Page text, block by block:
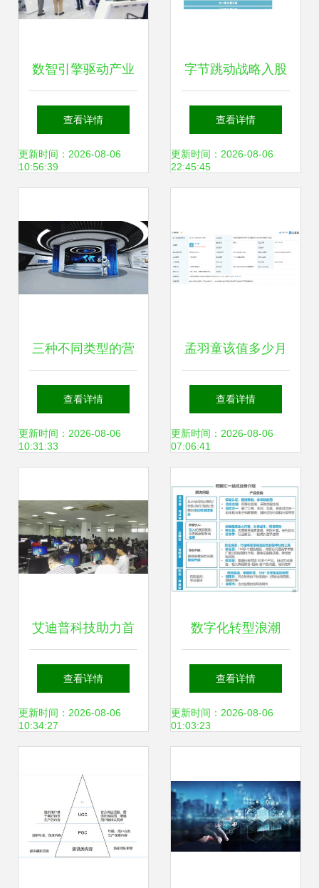
数智引擎驱动产业
升级 华南理工大
学、省建材协会专
传统制造业数字化
转型新路径
查看详情
更新时间：2026-08-06
10:56:39
字节跳动战略入股
再下一城，数字内
容制作服务有望迎
查看详情
更新时间：2026-08-06
22:45:45
三种不同类型的营
销型企业展厅推
荐，提升品牌数字
查看详情
更新时间：2026-08-06
10:31:33
孟羽童该值多少月
薪？——数字内容
制作服务的薪酬评
查看详情
更新时间：2026-08-06
07:06:41
艾迪普科技助力首
届江西省高校VR课
件制作大赛，推动
升级
查看详情
更新时间：2026-08-06
10:34:27
数字化转型浪潮
下，中国制药企业
的内容共创新路径
查看详情
更新时间：2026-08-06
01:03:23